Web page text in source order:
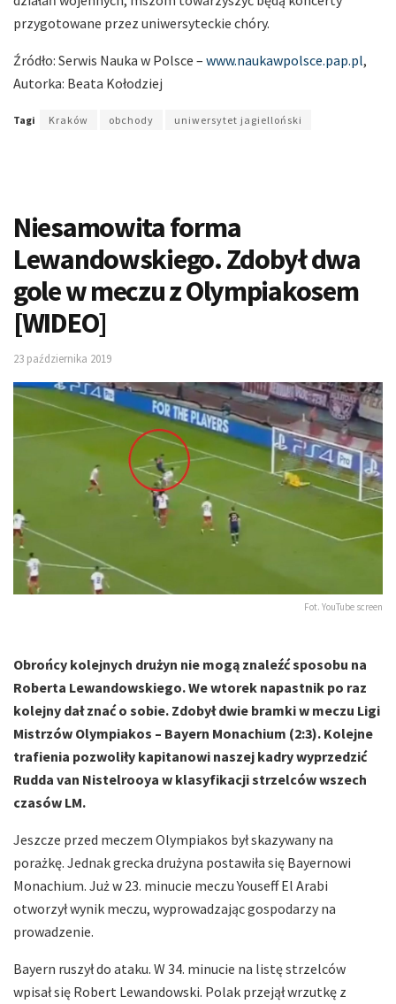
przygotowane przez uniwersyteckie chóry.
Źródło: Serwis Nauka w Polsce – www.naukawpolsce.pap.pl,
Autorka: Beata Kołodziej
Tagi Kraków obchody uniwersytet jagielloński
Niesamowita forma
Lewandowskiego. Zdobył dwa
gole w meczu z Olympiakosem
[WIDEO]
23 października 2019
Fot. YouTube screen
Obrońcy kolejnych drużyn nie mogą znaleźć sposobu na
Roberta Lewandowskiego. We wtorek napastnik po raz
kolejny dał znać o sobie. Zdobył dwie bramki w meczu Ligi
Mistrzów Olympiakos – Bayern Monachium (2:3). Kolejne
trafienia pozwoliły kapitanowi naszej kadry wyprzedzić
Rudda van Nistelrooya w klasyfikacji strzelców wszech
czasów LM.
Jeszcze przed meczem Olympiakos był skazywany na
porażkę. Jednak grecka drużyna postawiła się Bayernowi
Monachium. Już w 23. minucie meczu Youseff El Arabi
otworzył wynik meczu, wyprowadzając gospodarzy na
prowadzenie.
Bayern ruszył do ataku. W 34. minucie na listę strzelców
wpisał się Robert Lewandowski. Polak przejął wrzutkę z